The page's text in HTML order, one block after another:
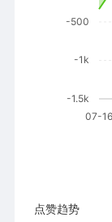
点赞趋势